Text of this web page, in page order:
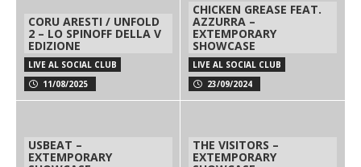
CORU ARESTI / UNFOLD
2 – LO SPINOFF DELLA V
EDIZIONE
LIVE AL SOCIAL CLUB
11/08/2025
CHICKEN GREASE FEAT.
AZZURRA –
EXTEMPORARY
SHOWCASE
LIVE AL SOCIAL CLUB
23/09/2024
USBEAT –
EXTEMPORARY
THE VISITORS –
EXTEMPORARY